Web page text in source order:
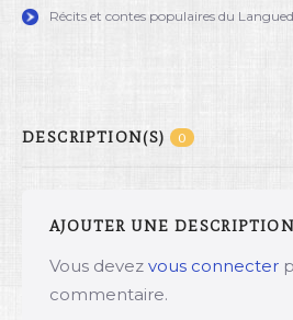
Récits et contes populaires du
DESCRIPTION(S) 0
AJOUTER UNE DESCRIPTION
Vous devez vous connecter
commentaire.